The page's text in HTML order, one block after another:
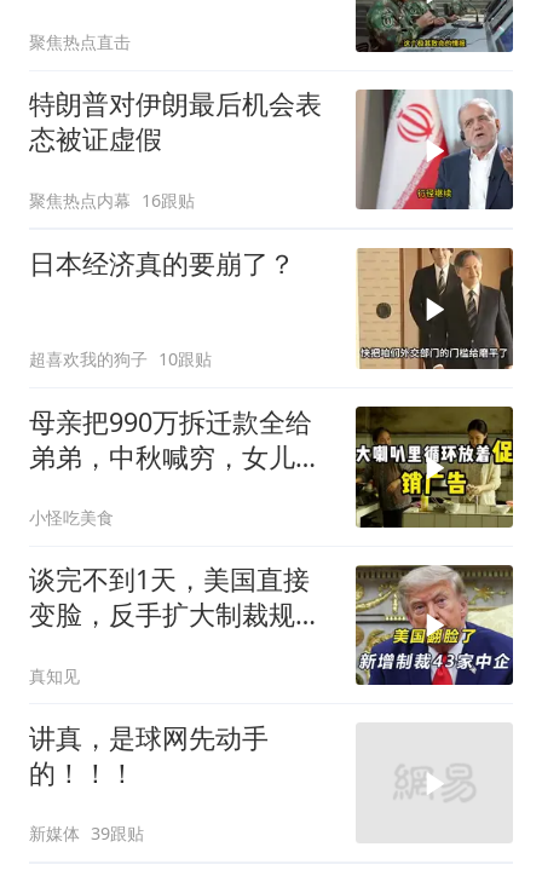
聚焦热点直击
特朗普对伊朗最后机会表
态被证虚假
聚焦热点内幕 16跟贴
日本经济真的要崩了？
超喜欢我的狗子 10跟贴
母亲把990万拆迁款全给
弟弟，中秋喊穷，女儿笑
小怪吃美食
谈完不到1天，美国直接
变脸，反手扩大制裁规
真知见
讲真，是球网先动手
的！！！
新媒体 39跟贴